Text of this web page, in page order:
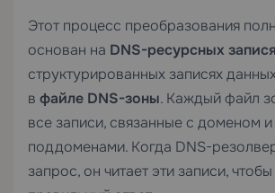
Этот процесс преобразования
основан на DNS-ресурсных
структурированных записях
в файле DNS-зоны. Каждый файл
все записи, связанные с доменом и
поддоменами. Когда DNS-
запрос, он читает эти записи,